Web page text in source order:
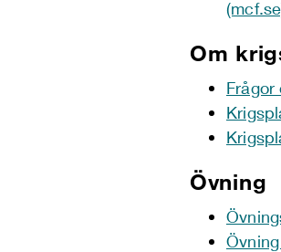
Om
Frågor
Övning